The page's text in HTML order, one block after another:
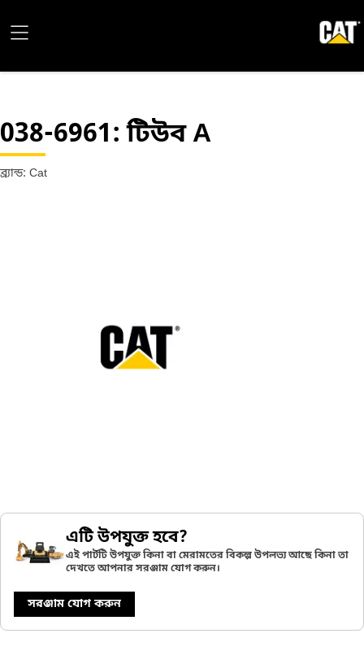
038-6961: টিউব A
ব্র্যান্ড: Cat
এটি উপযুক্ত হবে?
এই পার্টটি উপযুক্ত কিনা বা মেরামতের বিকল্প উপলভ্য আছে কিনা তা
দেখতে আপনার সরঞ্জাম যোগ করুন।
সরঞ্জাম যোগ করুন